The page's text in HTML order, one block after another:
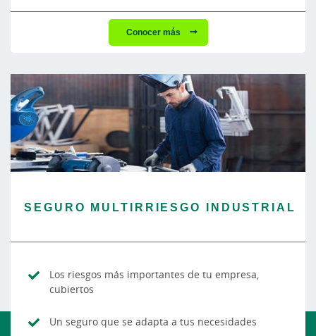
Conocer más
SEGURO MULTIRRIESGO INDUSTRIAL
Los riesgos más importantes de tu empresa,
cubiertos
Un seguro que se adapta a tus necesidades